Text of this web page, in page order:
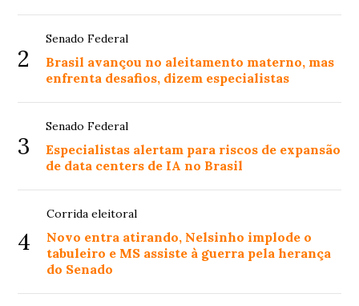
2
Senado Federal
Brasil avançou no aleitamento materno, mas
enfrenta desafios, dizem especialistas
3
Senado Federal
Especialistas alertam para riscos de expansão
de data centers de IA no Brasil
4
Corrida eleitoral
Novo entra atirando, Nelsinho implode o
tabuleiro e MS assiste à guerra pela herança
do Senado